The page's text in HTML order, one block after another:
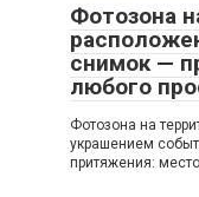
Фотозона
снимок —
любого
Фотозона на
украшением
притяжения: